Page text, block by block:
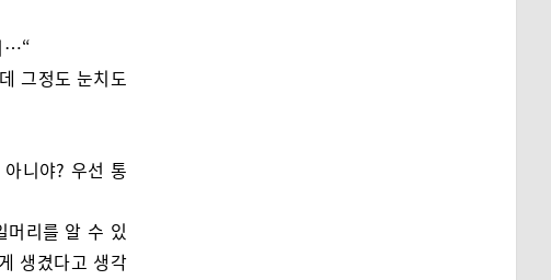
…“
그정도 눈치도
니야? 우선 통
머리를 알 수 있
생겼다고 생각